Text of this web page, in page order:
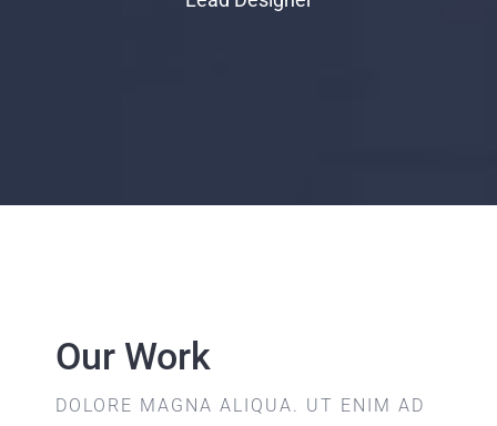
Our Work
DOLORE MAGNA ALIQUA. UT ENIM AD